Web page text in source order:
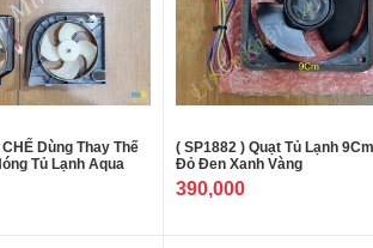
Dùng Thay Thế
Tủ Lạnh Aqua
( SP1882 ) Quạt Tủ Lạnh
Đỏ Đen Xanh Vàng
390,000